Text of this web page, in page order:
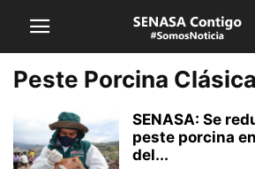
Peste Porcina Clásica
SENASA: Se
peste porcina
del...